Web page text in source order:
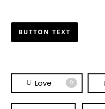
BUTTON TEXT
Love 0